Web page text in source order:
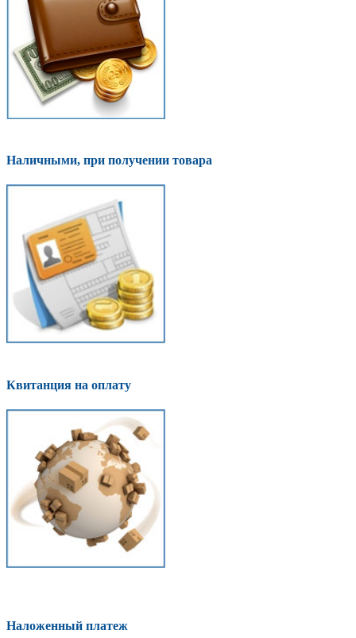
Наличными, при получении товара
Квитанция на оплату
Наложенный платеж